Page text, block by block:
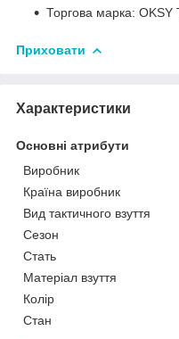
Торгова марка: OKSY
Приховати
Характеристики
Основні атрибути
Виробник
Країна виробник
Вид тактичного взуття
Сезон
Стать
Матеріал взуття
Колір
Стан